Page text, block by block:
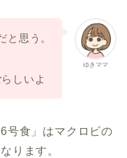
ゆきママ
と思う。
らしいよ
号食」はマクロビの
ります。